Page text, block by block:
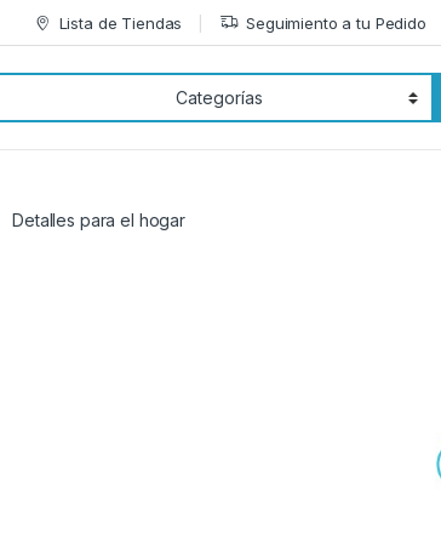
Lista de Tiendas Seguimiento a tu Pedido
Detalles para el hogar